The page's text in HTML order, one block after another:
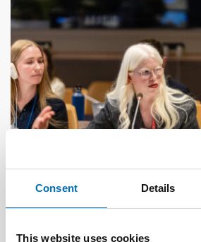
Consent Details
This website uses cookies
17 Jun 2026